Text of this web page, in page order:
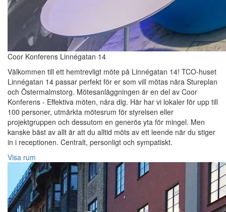
Coor Konferens Linnégatan 14
Välkommen till ett hemtrevligt möte på Linnégatan 14! TCO-huset
Linnégatan 14 passar perfekt för er som vill mötas nära Stureplan
och Östermalmstorg. Mötesanläggningen är en del av Coor
Konferens - Effektiva möten, nära dig. Här har vi lokaler för upp till
100 personer, utmärkta mötesrum för styrelsen eller
projektgruppen och dessutom en generös yta för mingel. Men
kanske bäst av allt är att du alltid möts av ett leende när du stiger
in i receptionen. Centralt, personligt och sympatiskt.
Visa rum